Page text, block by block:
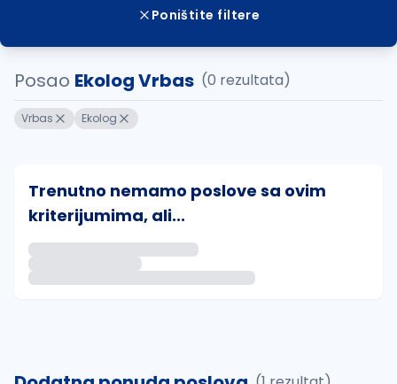
Poništite filtere
Posao Ekolog Vrbas (0 rezultata)
Vrbas Ekolog
Trenutno nemamo poslove sa ovim
kriterijumima, ali...